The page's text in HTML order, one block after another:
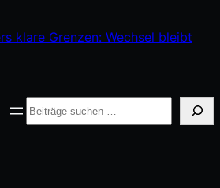
klare Grenzen: Wechsel bleibt
Suche